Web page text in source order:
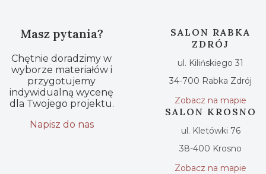
Masz pytania?
Chętnie doradzimy w
wyborze materiałów i
przygotujemy
indywidualną wycenę
dla Twojego projektu.
Napisz do nas
SALON RABKA
ZDRÓJ
ul. Kilińskiego 31
34-700 Rabka Zdrój
Zobacz na mapie
SALON KROSNO
ul. Kletówki 76
38-400 Krosno
Zobacz na mapie